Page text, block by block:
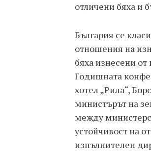
отличени бяха и
България се
отношения на
бяха изнесени
Годишната
хотел „Рила“,
министърът на
между
устойчивост на
изпълнителен